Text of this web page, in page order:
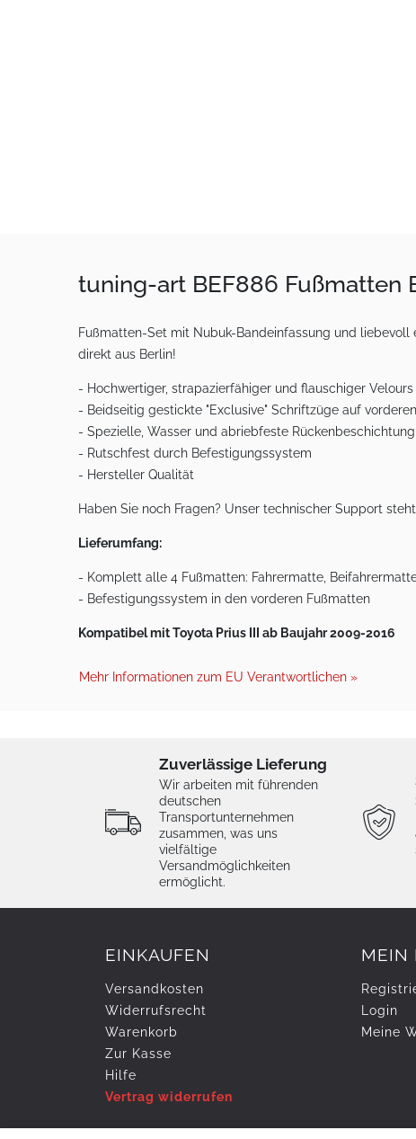
tuning-art BEF886 Fußmatten
Fußmatten-Set mit Nubuk-Bandeinfassung und
direkt aus Berlin!
- Hochwertiger, strapazierfähiger und flauschiger
- Beidseitig gestickte "Exclusive" Schriftzüge auf
- Spezielle, Wasser und abriebfeste Rückenbeschichtung
- Rutschfest durch Befestigungssystem
- Hersteller Qualität
Haben Sie noch Fragen? Unser technischer Support
Lieferumfang:
- Komplett alle 4 Fußmatten: Fahrermatte,
- Befestigungssystem in den vorderen Fußmatten
Kompatibel mit Toyota Prius III ab Baujahr 2009-2016
Mehr Informationen zum EU Verantwortlichen »
Zuverlässige Lieferung
Wir arbeiten mit führenden
deutschen
Transportunternehmen
zusammen, was uns
vielfältige
Versandmöglichkeiten
ermöglicht.
EINKAUFEN
Versandkosten
Widerrufs­recht
Warenkorb
Zur Kasse
Hilfe
Vertrag widerrufen
MEIN
Login
Meine